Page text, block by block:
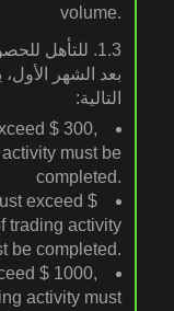
volume.
بعد الشهر الأول،
التالية:
300⁩‪‪,
must be
completed.
exceed ⁦‪‬‪‪‪$
be completed.
activity must